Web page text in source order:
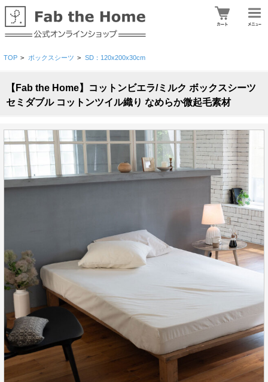
TOP > ボックスシーツ > SD：120x200x30cm
【Fab the Home】コットンビエラ/ミルク ボックスシーツ
セミダブル コットンツイル織り なめらか微起毛素材